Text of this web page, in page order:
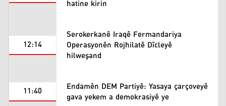
hatine kirin
12:14
Serokerkanê Iraqê Fermandariya
Operasyonên Rojhilatê Dîcleyê
hilweşand
11:40 Endamên DEM Partiyê: Yasaya çarçoveyê
gava yekem a demokrasiyê ye